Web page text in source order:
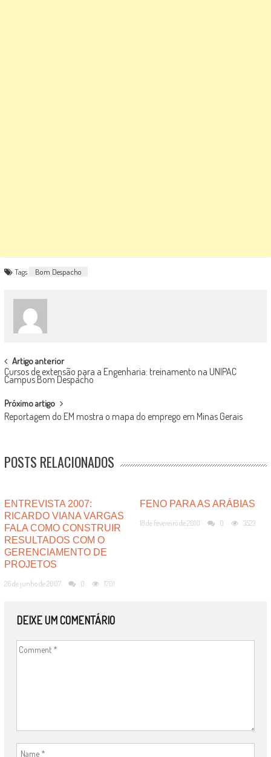
Tags Bom Despacho
POST
NAVIGATION
Artigo anterior
Cursos de extensão para a Engenharia: treinamento na UNIPAC
Campus Bom Despacho
Próximo artigo
Reportagem do EM mostra o mapa do emprego em Minas Gerais
POSTS RELACIONADOS
ENTREVISTA 2007:
RICARDO VIANA VARGAS
FALA COMO CONSTRUIR
RESULTADOS COM O
GERENCIAMENTO DE
PROJETOS
26 de junho de 2007 0 1701
FENO PARA AS ARÁBIAS
18 de fevereiro de 2010 0 3523
DEIXE UM COMENTÁRIO